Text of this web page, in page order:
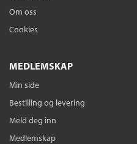
Om oss
Cookies
MEDLEMSKAP
Min side
Bestilling og levering
Meld deg inn
Medlemskap